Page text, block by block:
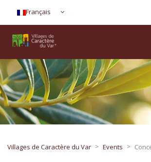
Français
Villages de Caractère du Var > Events >